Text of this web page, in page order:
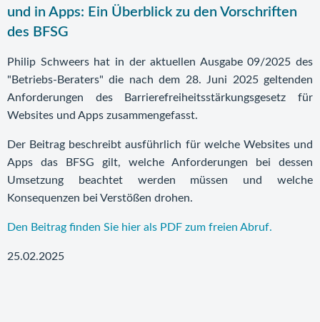
und in Apps: Ein Überblick zu den Vorschriften
des BFSG
Philip Schweers hat in der aktuellen Ausgabe 09/2025 des
"Betriebs-Beraters" die nach dem 28. Juni 2025 geltenden
Anforderungen des Barrierefreiheitsstärkungsgesetz für
Websites und Apps zusammengefasst.
Der Beitrag beschreibt ausführlich für welche Websites und
Apps das BFSG gilt, welche Anforderungen bei dessen
Umsetzung beachtet werden müssen und welche
Konsequenzen bei Verstößen drohen.
Den Beitrag finden Sie hier als PDF zum freien Abruf.
25.02.2025